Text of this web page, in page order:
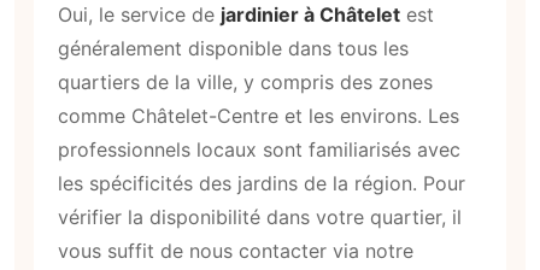
Oui, le service de jardinier à Châtelet est
généralement disponible dans tous les
quartiers de la ville, y compris des zones
comme Châtelet-Centre et les environs. Les
professionnels locaux sont familiarisés avec
les spécificités des jardins de la région. Pour
vérifier la disponibilité dans votre quartier, il
vous suffit de nous contacter via notre